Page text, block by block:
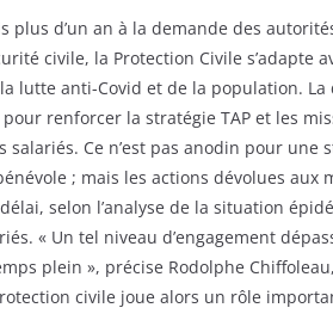
plus d’un an à la demande des
civile, la Protection Civile s’adapte
lutte anti-Covid et de la population.
renforcer la stratégie TAP et les
salariés. Ce n’est pas anodin pour
; mais les actions dévolues
selon l’analyse de la situation
« Un tel niveau d’engagement
plein », précise Rodolphe
civile joue alors un rôle